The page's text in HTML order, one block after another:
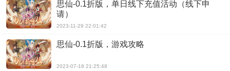
思仙-0.1折版，单日线下充值活动（线下申
请）
2023-11-29 22:01:42
思仙-0.1折版，游戏攻略
2023-07-18 21:25:48